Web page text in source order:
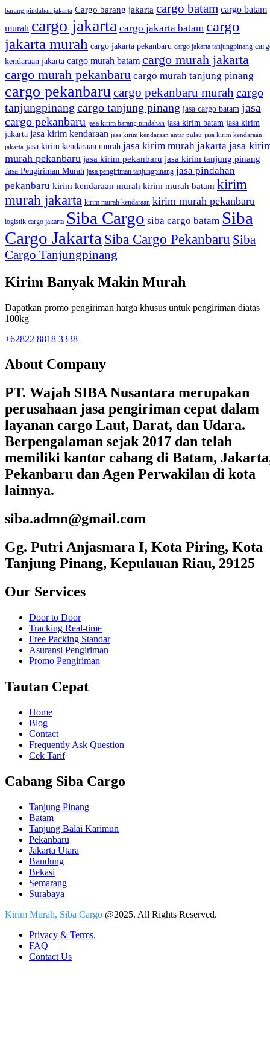
barang pindahan jakarta Cargo barang jakarta cargo batam cargo batam
murah cargo jakarta cargo jakarta batam cargo
jakarta murah cargo jakarta pekanbaru cargo jakarta tanjungpinang
kendaraan jakarta cargo murah batam cargo murah jakarta
cargo murah pekanbaru cargo murah tanjung pinang
cargo pekanbaru cargo pekanbaru murah cargo
tanjungpinang cargo tanjung pinang jasa cargo batam jasa
cargo pekanbaru jasa kirim barang pindahan jasa kirim batam jasa kirim
jakarta jasa kirim kendaraan jasa kirim kendaraan antar pulau jasa kirim kendaraan
jakarta jasa kirim kendaraan murah jasa kirim murah jakarta jasa
murah pekanbaru jasa kirim pekanbaru jasa kirim tanjung pinang
Jasa Pengiriman Murah jasa pengiriman tanjungpinang jasa pindahan
pekanbaru kirim kendaraan murah kirim murah batam kirim
murah jakarta kirim murah kendaraan kirim murah pekanbaru
logistik cargo jakarta Siba Cargo siba cargo batam Siba
Cargo Jakarta Siba Cargo Pekanbaru Siba
Cargo Tanjungpinang
Kirim Banyak Makin Murah
Dapatkan promo pengiriman harga khusus untuk pengiriman diatas
100kg
+62822 8818 3338
About Company
PT. Wajah SIBA Nusantara merupakan
perusahaan jasa pengiriman cepat dalam
layanan cargo Laut, Darat, dan Udara.
Berpengalaman sejak 2017 dan telah
memiliki kantor cabang di Batam,
Pekanbaru dan Agen Perwakilan di kota
lainnya.
siba.admn@gmail.com
Gg. Putri Anjasmara I, Kota Piring, Kota
Tanjung Pinang, Kepulauan Riau, 29125
Our Services
Door to Door
Tracking Real-time
Free Packing Standar
Asuransi Pengiriman
Promo Pengiriman
Tautan Cepat
Home
Blog
Contact
Frequently Ask Question
Cek Tarif
Cabang Siba Cargo
Tanjung Pinang
Batam
Tanjung Balai Karimun
Pekanbaru
Jakarta Utara
Bandung
Bekasi
Semarang
Surabaya
Kirim Murah, Siba Cargo @2025. All Rights Reserved.
Privacy & Terms.
FAQ
Contact Us